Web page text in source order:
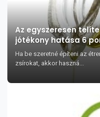
Az egyszeresen
jótékony hatása 6
Ha be szeretné építeni az
zsírokat, akkor haszná...